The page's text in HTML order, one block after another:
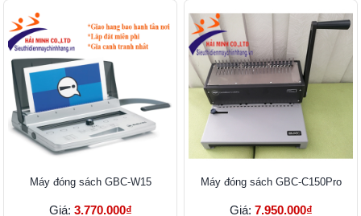
Máy đóng sách GBC-W15
Giá: 3.770.000₫
Máy đóng sách GBC-C150Pro
Giá: 7.950.000₫